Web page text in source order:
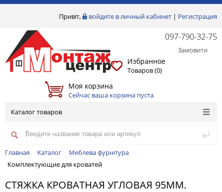
Привіт, войдите в личный кабинет | Регистрация
097-790-32-75
Замовити
Избранное
Товаров (0)
Моя корзина
Сейчас ваша корзина пуста
Каталог товаров
Главная Каталог
Меблева фурнітура
Комплектующие для кроватей
СТЯЖКА КРОВАТНАЯ УГЛОВАЯ 95ММ.